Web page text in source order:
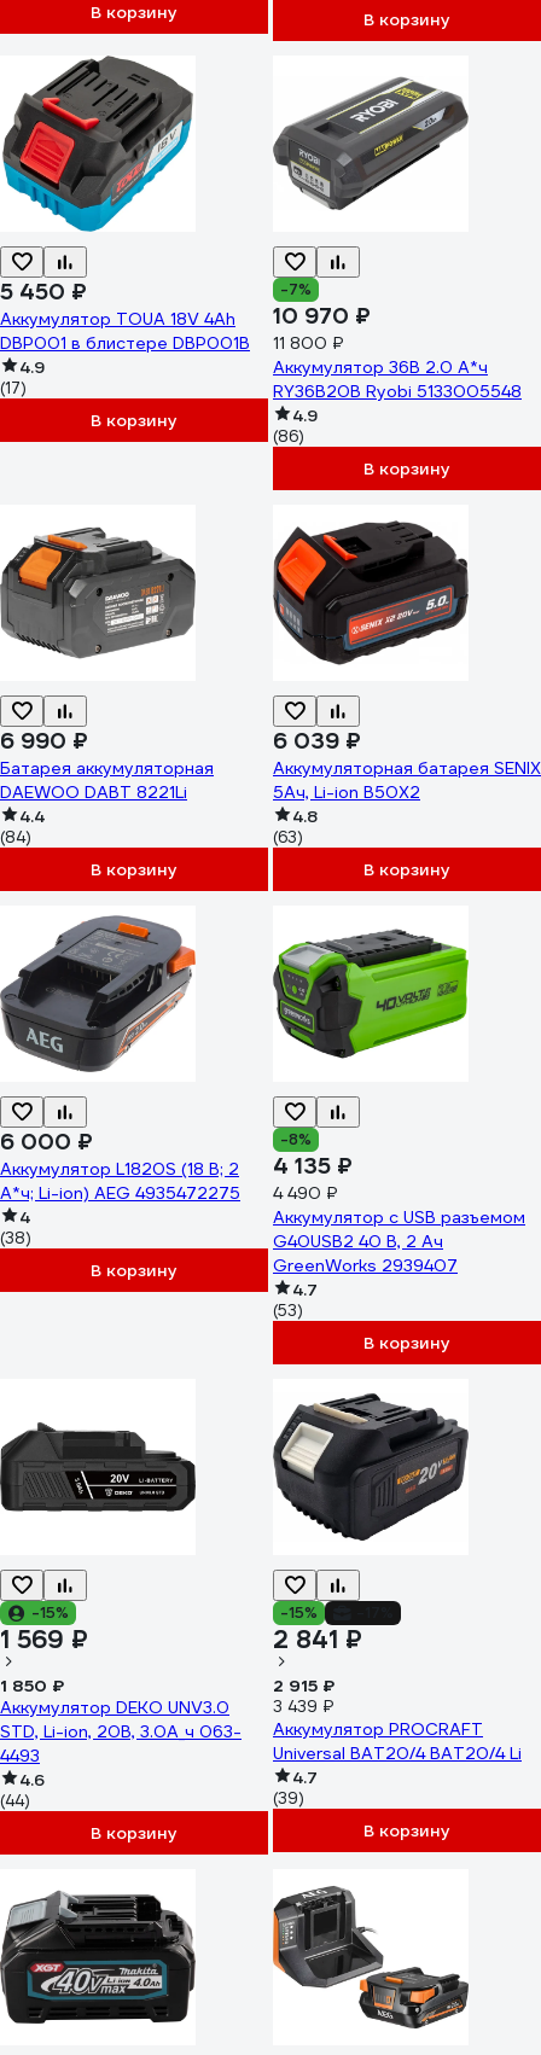
В корзину В корзину
5 450 ₽
Аккумулятор TOUA 18V 4Ah
DBP001 в блистере DBP001B
4.9
(17)
В корзину
-7%
10 970 ₽
11 800 ₽
Аккумулятор 36В 2.0 А*ч
RY36B20B Ryobi 5133005548
4.9
(86)
В корзину
6 990 ₽
Батарея аккумуляторная
DAEWOO DABT 8221Li
4.4
(84)
В корзину
6 039 ₽
Аккумуляторная батарея SENIX
5Ач, Li-ion B50X2
4.8
(63)
В корзину
6 000 ₽
Аккумулятор L1820S (18 В; 2
A*ч; Li-ion) AEG 4935472275
4
(38)
В корзину
-8%
4 135 ₽
4 490 ₽
Аккумулятор с USB разъемом
G40USB2 40 В, 2 Ач
GreenWorks 2939407
4.7
(53)
В корзину
-15%
1 569 ₽
1 850 ₽
Аккумулятор DEKO UNV3.0
STD, Li-ion, 20В, 3.0А_ч 063-
4493
4.6
(44)
В корзину
-15%
2 841 ₽
2 915 ₽
3 439 ₽
Аккумулятор PROCRAFT
Universal BAT20/4 BAT20/4 Li
4.7
(39)
В корзину